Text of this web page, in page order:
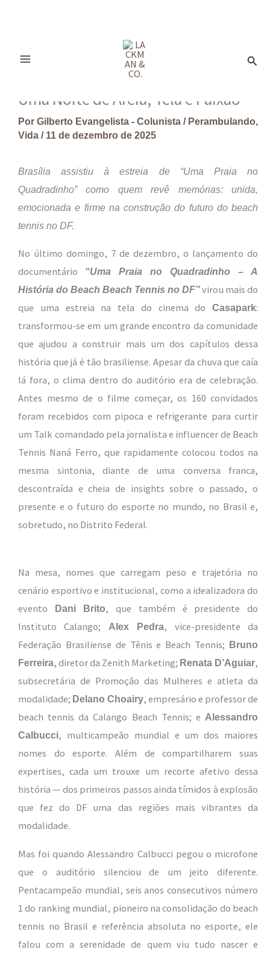
Uma Noite de Areia, Tela e Paixão
Por Gilberto Evangelista - Colunista / Perambulando,
Vida / 11 de dezembro de 2025
Brasília assistiu à estreia de “Uma Praia no
Quadradinho” como quem revê memórias: unida,
emocionada e firme na construção do futuro do beach
tennis no DF.
No último domingo, 7 de dezembro, o lançamento do
documentário
“Uma Praia no Quadradinho – A
História do Beach Beach Tennis no DF”virou mais do
que uma estreia na tela do cinema do Casapark:
transformou-se em um grande encontro da comunidade
que ajudou a construir mais um dos capítulos dessa
história que já é tão brasiliense. Apesar da chuva que caía
lá fora, o clima dentro do auditório era de celebração.
Antes mesmo de o filme começar, os 160 convidados
foram recebidos com pipoca e refrigerante para curtir
um Talk comandado pela jornalista e influencer de Beach
Tennis Naná Ferro, que rapidamente colocou todos na
mesma sintonia, diante de uma conversa franca,
descontraída e cheia de insights sobre o passado, o
presente e o futuro do esporte no mundo, no Brasil e,
sobretudo, no Distrito Federal.
Na mesa, nomes que carregam peso e trajetória no
cenário esportivo e institucional, como a idealizadora do
evento
Dani Brito, que também é presidente do
Instituto Calango;
Alex Pedra, vice-presidente da
Federação Brasiliense de Tênis e Beach Tennis; Bruno
Ferreira, diretor da Zenith Marketing; Renata D’Aguiar,
subsecretária de Promoção das Mulheres e atleta da
modalidade; Delano Choairy, empresário e professor de
beach tennis da Calango Beach Tennis; e Alessandro
Calbucci, multicampeão mundial e um dos maiores
nomes do esporte. Além de compartilharem suas
expertises, cada um trouxe um recorte afetivo dessa
história — dos primeiros passos ainda tímidos à explosão
que fez do DF uma das regiões mais vibrantes da
modalidade.
Mas foi quando Alessandro Calbucci pegou o microfone
que o auditório silenciou de um jeito diferente.
Pentacampeão mundial, seis anos consecutivos número
1 do ranking mundial, pioneiro na consolidação do beach
tennis no Brasil e referência absoluta no esporte, ele
falou com a serenidade de quem viu tudo nascer e